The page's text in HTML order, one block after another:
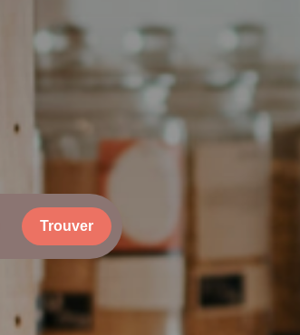
Trouver